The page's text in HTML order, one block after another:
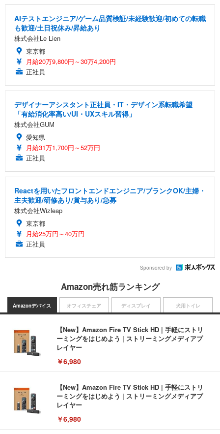
AIテストエンジニア/ゲーム品質検証/未経験歓迎/初めての転職
も歓迎/土日祝休み/昇給あり
株式会社Le Lien
東京都
月給20万9,800円～30万4,200円
正社員
デザイナーアシスタント正社員・IT・デザイン系転職希望
「有給消化率高い/UI・UXスキル習得」
株式会社GUM
愛知県
月給31万1,700円～52万円
正社員
Reactを用いたフロントエンドエンジニア/ブランクOK/主婦・
主夫歓迎/研修あり/賞与あり/急募
株式会社Wizleap
東京都
月給25万円～40万円
正社員
Sponsored by
Amazon売れ筋ランキング
Amazonデバイス
【New】Amazon Fire TV Stick HD | 手軽にストリ
ーミングをはじめよう | ストリーミングメディアプ
レイヤー
￥6,980
【New】Amazon Fire TV Stick HD | 手軽にストリ
ーミングをはじめよう | ストリーミングメディアプ
レイヤー
￥6,980
オフィスチェア ディスプレイ 犬用トイレ